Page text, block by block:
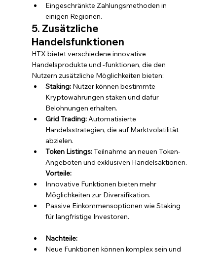
Eingeschränkte Zahlungsmethoden in
einigen Regionen.
5. Zusätzliche
Handelsfunktionen
HTX bietet verschiedene innovative
Handelsprodukte und -funktionen, die den
Nutzern zusätzliche Möglichkeiten bieten:
Staking: Nutzer können bestimmte
Kryptowährungen staken und dafür
Belohnungen erhalten.
Grid Trading: Automatisierte
Handelsstrategien, die auf Marktvolatilität
abzielen.
Token Listings: Teilnahme an neuen Token-
Angeboten und exklusiven Handelsaktionen.
Vorteile:
Innovative Funktionen bieten mehr
Möglichkeiten zur Diversifikation.
Passive Einkommensoptionen wie Staking
für langfristige Investoren.
Nachteile:
Neue Funktionen können komplex sein und